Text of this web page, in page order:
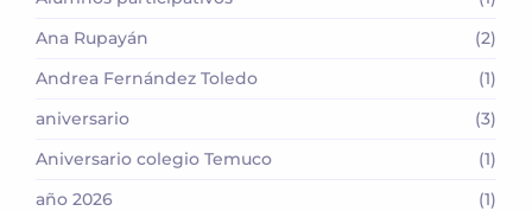
Ana Rupayán
(2)
Andrea Fernández Toledo
(1)
aniversario
(3)
Aniversario colegio Temuco
(1)
año 2026
(1)